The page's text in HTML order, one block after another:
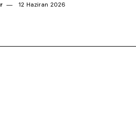
12 Haziran 2026